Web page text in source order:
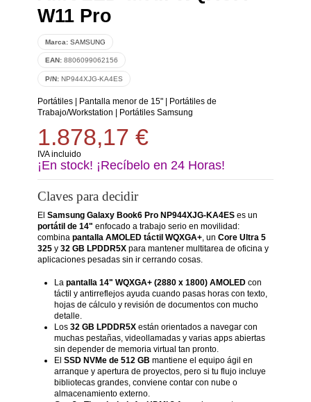
W11 Pro
Marca: SAMSUNG
EAN: 8806099062156
P/N: NP944XJG-KA4ES
Portátiles| Pantalla menor de 15"|
Portátiles de
Trabajo/Workstation
Portátiles Samsung
1.878,17 €
IVA incluido
¡En stock! ¡Recíbelo en 24 Horas!
Claves para decidir
El Samsung Galaxy Book6 Pro NP944XJG-KA4ESes un
portátil de 14" enfocado a trabajo serio en movilidad:
combina pantalla AMOLED táctil WQXGA+, un Core Ultra 5
325y 32 GB LPDDR5Xpara mantener multitarea de oficina y
aplicaciones pesadas sin ir cerrando cosas.
La pantalla 14" WQXGA+ (2880 x 1800) AMOLEDcon
táctil y antirreflejos ayuda cuando pasas horas con texto,
hojas de cálculo y revisión de documentos con mucho
detalle.
Los 32 GB LPDDR5Xestán orientados a navegar con
muchas pestañas, videollamadas y varias apps abiertas
sin depender de memoria virtual tan pronto.
El SSD NVMe de 512 GB mantiene el equipo ágil en
arranque y apertura de proyectos, pero si tu flujo incluye
bibliotecas grandes, conviene contar con nube o
almacenamiento externo.